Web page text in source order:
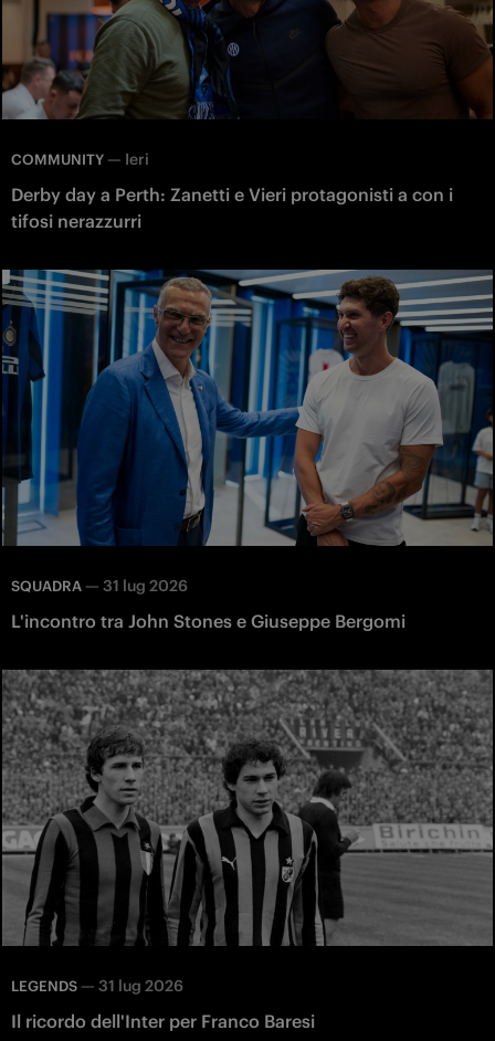
COMMUNITY — Ieri
Derby day a Perth: Zanetti e Vieri protagonisti a con i
tifosi nerazzurri
SQUADRA — 31 lug 2026
L'incontro tra John Stones e Giuseppe Bergomi
LEGENDS — 31 lug 2026
Il ricordo dell'Inter per Franco Baresi